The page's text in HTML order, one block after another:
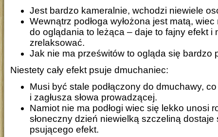
Jest bardzo kameralnie, wchodzi niewiele
Wewnątrz podłoga wyłożona jest matą,
do oglądania to leżąca – daje to fajny efekt i
zrelaksować.
Jak nie ma prześwitów to ogląda się bardzo
Niestety cały efekt psuje dmuchaniec:
Musi być stale podłączony do dmuchawy,
i zagłusza słowa prowadzącej.
Namiot nie ma podłogi wiec się lekko unosi
słoneczny dzień niewielką szczeliną dostaje
psującego efekt.